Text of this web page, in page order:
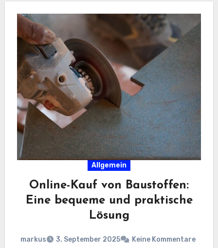
Allgemein
Online-Kauf von Baustoffen:
Eine bequeme und praktische
Lösung
markus 3. September 2025 Keine Kommentare